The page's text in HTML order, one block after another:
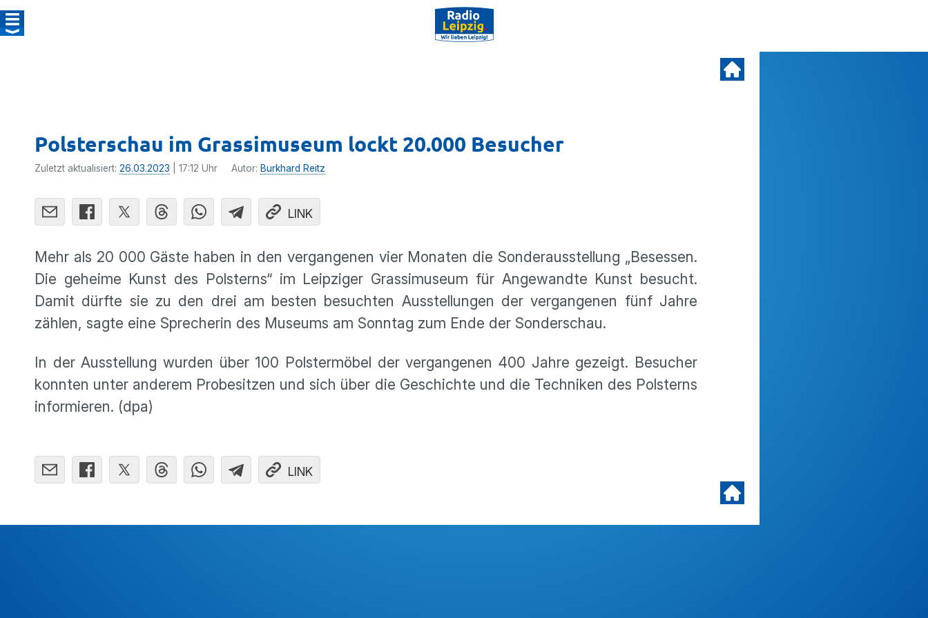
Polsterschau im Grassimuseum lockt 20.000 Besucher
Zuletzt aktualisiert: 26.03.2023 | 17:12 Uhr Autor: Burkhard Reitz
LINK
Mehr als 20 000 Gäste haben in den vergangenen vier Monaten die Sonderausstellung „Besessen.
Die geheime Kunst des Polsterns“ im Leipziger Grassimuseum für Angewandte Kunst besucht.
Damit dürfte sie zu den drei am besten besuchten Ausstellungen der vergangenen fünf Jahre
zählen, sagte eine Sprecherin des Museums am Sonntag zum Ende der Sonderschau.
In der Ausstellung wurden über 100 Polstermöbel der vergangenen 400 Jahre gezeigt. Besucher
konnten unter anderem Probesitzen und sich über die Geschichte und die Techniken des Polsterns
informieren. (dpa)
LINK